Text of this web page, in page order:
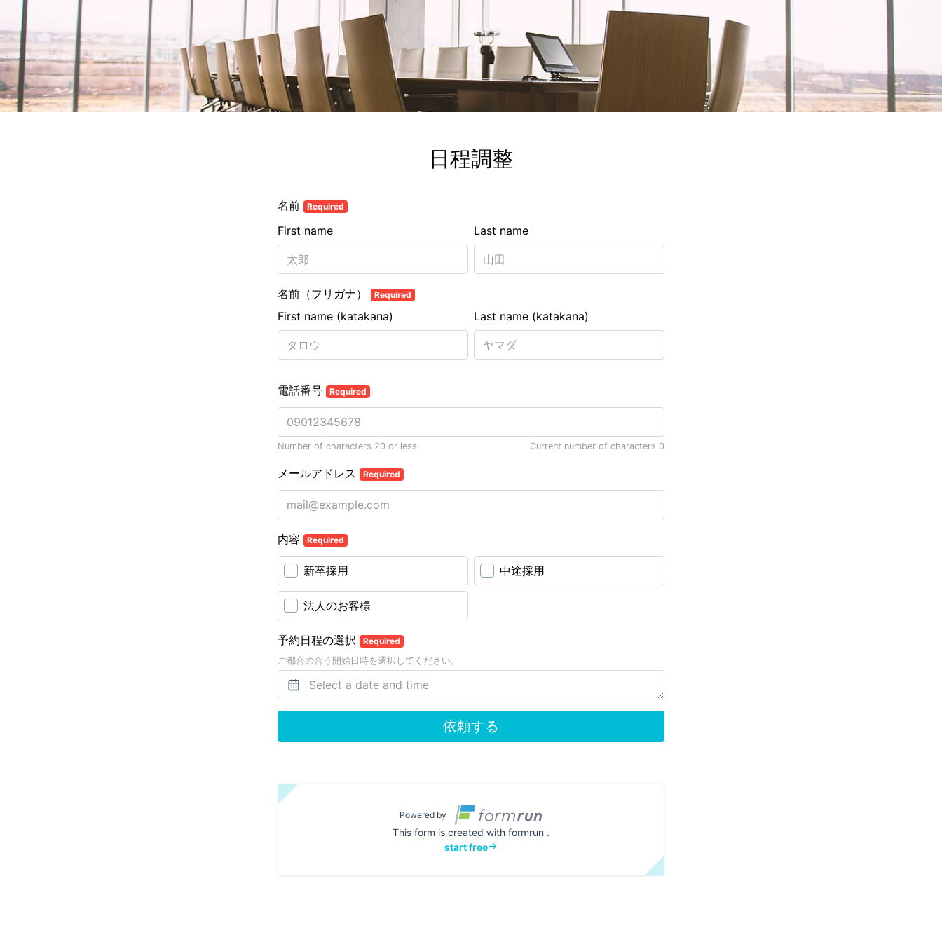
日程調整
名前 Required
Last name
First name
名前（フリガナ） Required
Last name (katakana)
First name (katakana)
電話番号 Required
Number of characters 20 or less Current number of characters 0
メールアドレス Required
内容 Required
新卒採用 中途採用
法人のお客様
予約日程の選択 Required
ご都合の合う開始日時を選択してください。
依頼する
Powered by
This form is created with formrun .
start free